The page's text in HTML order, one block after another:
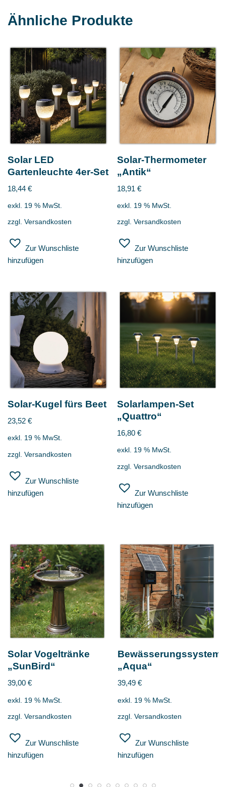
Ähnliche Produkte
Solar LED
Gartenleuchte 4er-Set
18,44 €
exkl. 19 % MwSt.
zzgl. Versandkosten
Zur Wunschliste
hinzufügen
Solar-Thermometer
„Antik“
18,91€
exkl. 19 % MwSt.
zzgl.Versandkosten
Zur Wunschliste
hinzufügen
Solar-Kugel fürs Beet
23,52 €
exkl. 19 % MwSt.
zzgl. Versandkosten
Zur Wunschliste
hinzufügen
Solarlampen-Set
„Quattro“
16,80€
exkl. 19 % MwSt.
zzgl.Versandkosten
Zur Wunschliste
hinzufügen
Solar Vogeltränke
„SunBird“
39,00 €
exkl. 19 % MwSt.
zzgl. Versandkosten
Zur Wunschliste
hinzufügen
Bewässerungssystem
„Aqua“
39,49 €
exkl. 19 % MwSt.
zzgl. Versandkosten
Zur Wunschliste
hinzufügen